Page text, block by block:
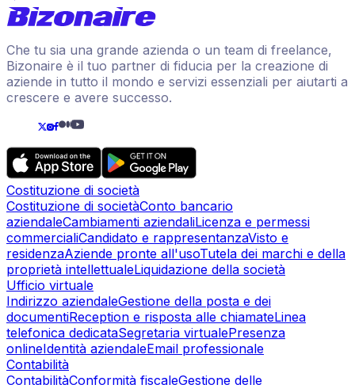
Che tu sia una grande azienda o un team di freelance,
Bizonaire è il tuo partner di fiducia per la creazione di
aziende in tutto il mondo e servizi essenziali per aiutarti a
crescere e avere successo.
Costituzione di società
Costituzione di societàConto bancario
aziendaleCambiamenti aziendaliLicenza e permessi
commercialiCandidato e rappresentanzaVisto e
residenzaAziende pronte all'usoTutela dei marchi e della
proprietà intellettualeLiquidazione della società
Ufficio virtuale
Indirizzo aziendaleGestione della posta e dei
documentiReception e risposta alle chiamateLinea
telefonica dedicataSegretaria virtualePresenza
onlineIdentità aziendaleEmail professionale
Contabilità
ContabilitàConformità fiscaleGestione delle